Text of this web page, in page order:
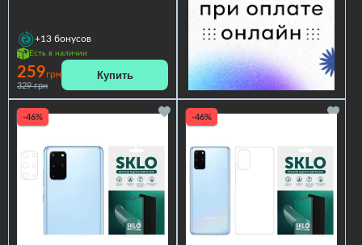
+13 бонусов
Есть в наличии
259грн
329 грн
Купить
-46% -46%